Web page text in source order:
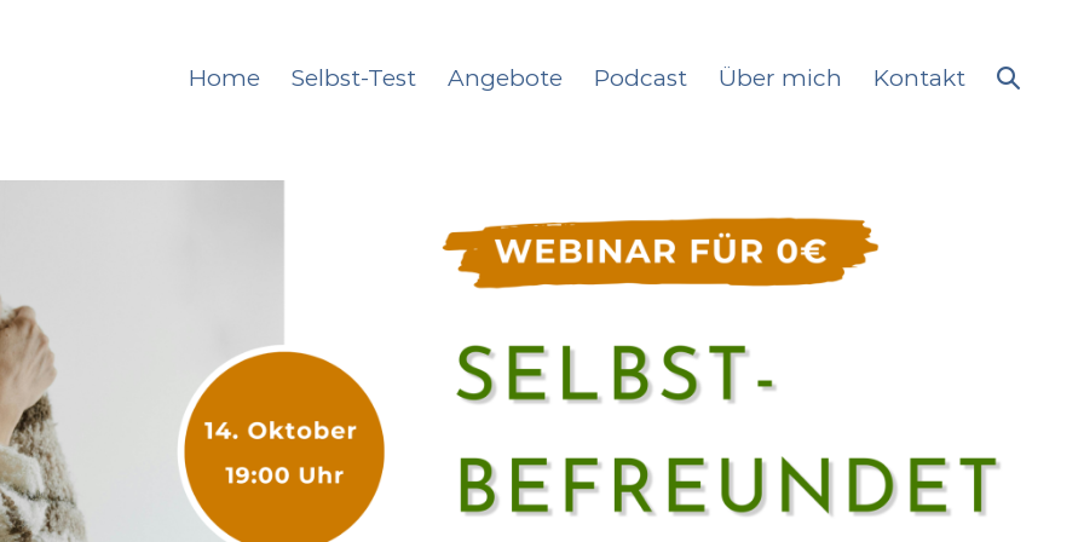
Home Selbst-Test Angebote Podcast Über mich Kontakt